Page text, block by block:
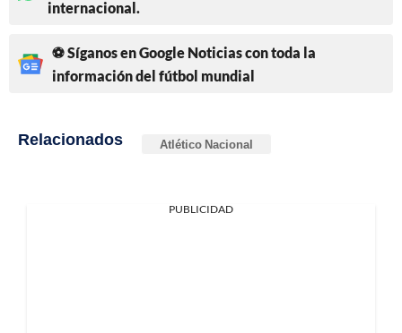
internacional.
⚽ Síganos en Google Noticias con toda la
información del fútbol mundial
Relacionados Atlético Nacional
PUBLICIDAD